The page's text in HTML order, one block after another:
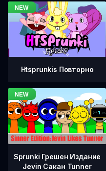
Htsprunkis Повторно
Sprunki Грешен Издание
Jevin Сакан Tunner